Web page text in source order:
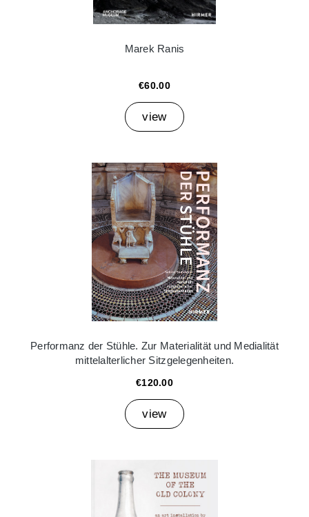
Marek Ranis
€60.00
view
Performanz der Stühle. Zur Materialität und Medialität
mittelalterlicher Sitzgelegenheiten.
€120.00
view